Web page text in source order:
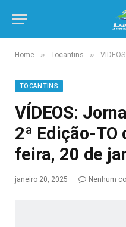
Home » Tocantins » VÍDEOS:
TOCANTINS
VÍDEOS:
2ª Edição-TO
feira, 20 de
janeiro 20, 2025 Nenhum